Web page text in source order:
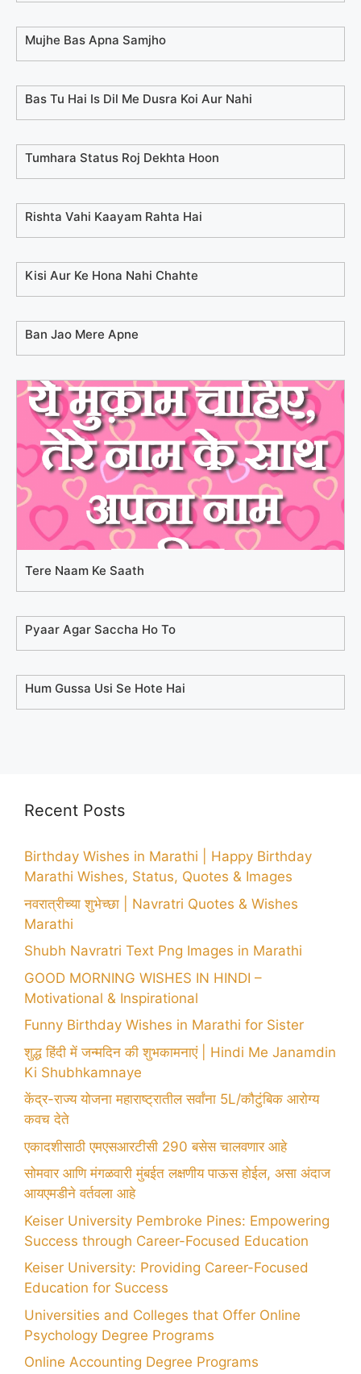
Mujhe Bas Apna Samjho
Bas Tu Hai Is Dil Me Dusra Koi Aur Nahi
Tumhara Status Roj Dekhta Hoon
Rishta Vahi Kaayam Rahta Hai
Kisi Aur Ke Hona Nahi Chahte
Ban Jao Mere Apne
Tere Naam Ke Saath
Pyaar Agar Saccha Ho To
Hum Gussa Usi Se Hote Hai
Recent Posts
Birthday Wishes in Marathi | Happy Birthday
Marathi Wishes, Status, Quotes & Images
नवरात्रीच्या शुभेच्छा | Navratri Quotes & Wishes
Marathi
Shubh Navratri Text Png Images in Marathi
GOOD MORNING WISHES IN HINDI –
Motivational & Inspirational
Funny Birthday Wishes in Marathi for Sister
शुद्ध हिंदी में जन्मदिन की शुभकामनाएं | Hindi Me Janamdin
Ki Shubhkamnaye
केंद्र-राज्य योजना महाराष्ट्रातील सर्वांना 5L/कौटुंबिक आरोग्य
कवच देते
एकादशीसाठी एमएसआरटीसी 290 बसेस चालवणार आहे
सोमवार आणि मंगळवारी मुंबईत लक्षणीय पाऊस होईल, असा अंदाज
आयएमडीने वर्तवला आहे
Keiser University Pembroke Pines: Empowering
Success through Career-Focused Education
Keiser University: Providing Career-Focused
Education for Success
Universities and Colleges that Offer Online
Psychology Degree Programs
Online Accounting Degree Programs